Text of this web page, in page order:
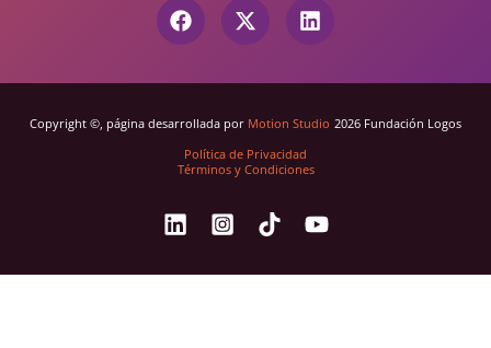
Copyright ©, página desarrollada por Motion Studio 2026 Fundación Logos
Política de Privacidad
Términos y Condiciones